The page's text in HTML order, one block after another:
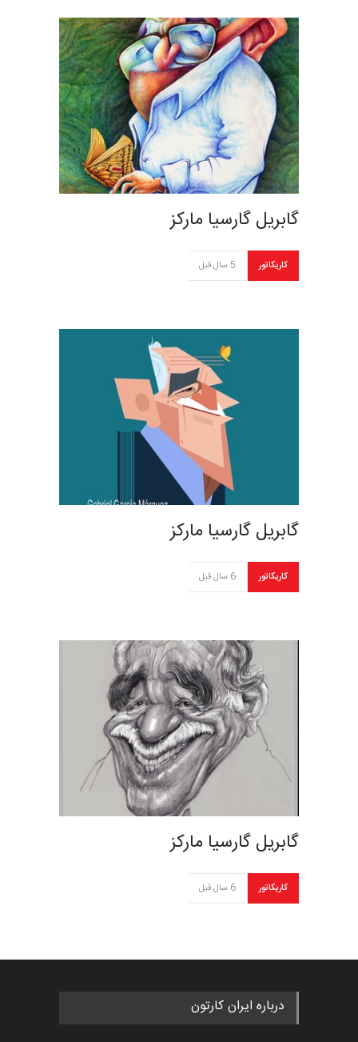
گابریل گارسیا مارکز
کاریکاتور 5 سال قبل
گابریل گارسیا مارکز
کاریکاتور 6 سال قبل
گابریل گارسیا مارکز
کاریکاتور 6 سال قبل
درباره ایران کارتون